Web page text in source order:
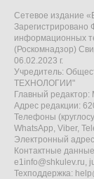
Сетевое издание
Зарегистрировано
информационных
(Роскомнадзор)
06.02.2023 г.
Учредитель:
ТЕХНОЛОГИИ"
Главный
Адрес редакции:
Телефоны
WhatsApp, Viber,
Электронный
Контактные
e1info@shkulev.ru,
Техподдержка: